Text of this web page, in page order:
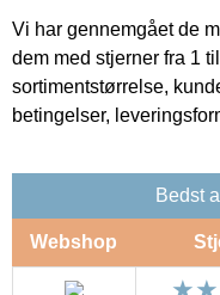
Vi har gennemgået de
dem med stjerner fra 1
sortimentstørrelse,
betingelser,
Bedst
Webshop